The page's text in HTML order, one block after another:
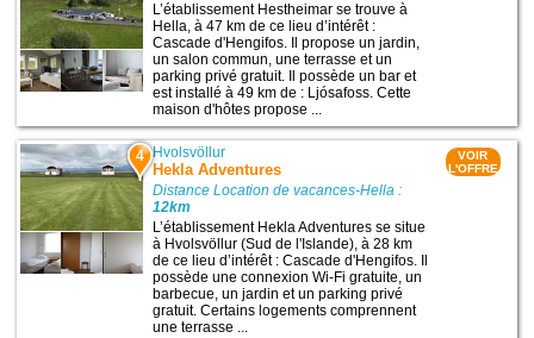
L’établissement Hestheimar se trouve à
Hella, à 47 km de ce lieu d’intérêt :
Cascade d'Hengifos. Il propose un jardin,
un salon commun, une terrasse et un
parking privé gratuit. Il possède un bar et
est installé à 49 km de : Ljósafoss. Cette
maison d'hôtes propose ...
4 Hvolsvöllur
Hekla Adventures
Distance Location de vacances-Hella :
12km
L’établissement Hekla Adventures se situe
à Hvolsvöllur (Sud de l'Islande), à 28 km
de ce lieu d’intérêt : Cascade d'Hengifos. Il
possède une connexion Wi-Fi gratuite, un
barbecue, un jardin et un parking privé
gratuit. Certains logements comprennent
une terrasse ...
VOIR
L'OFFRE